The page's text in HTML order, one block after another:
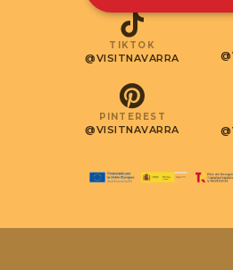
TIKTOK
@VISITNAVARRA
PINTEREST
@VISITNAVARRA